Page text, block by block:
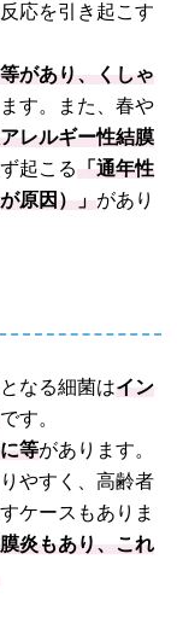
応を引き起こす
があり、くしゃ
す。また、春や
アレルギー性結膜
起こる
「通年性
原因）」 があり
なる細菌はイン
です。
等があります。
やすく、高齢者
ケースもありま
炎もあり、これ